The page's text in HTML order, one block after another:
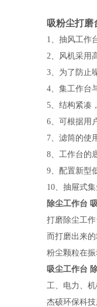
吸粉尘打磨
1、抽风工作
2、风机采用
3、为了防止
4、集工作台
5、结构紧凑
6、可根据用
7、滤筒的使
8、工作台的
9、配置新型
10、抽屉式
除尘工作台
打磨除尘工
而打磨出来
粉尘颗粒在
吸尘工作台
工、电力、
杰硕环保科